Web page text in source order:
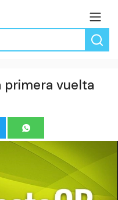
primera vuelta